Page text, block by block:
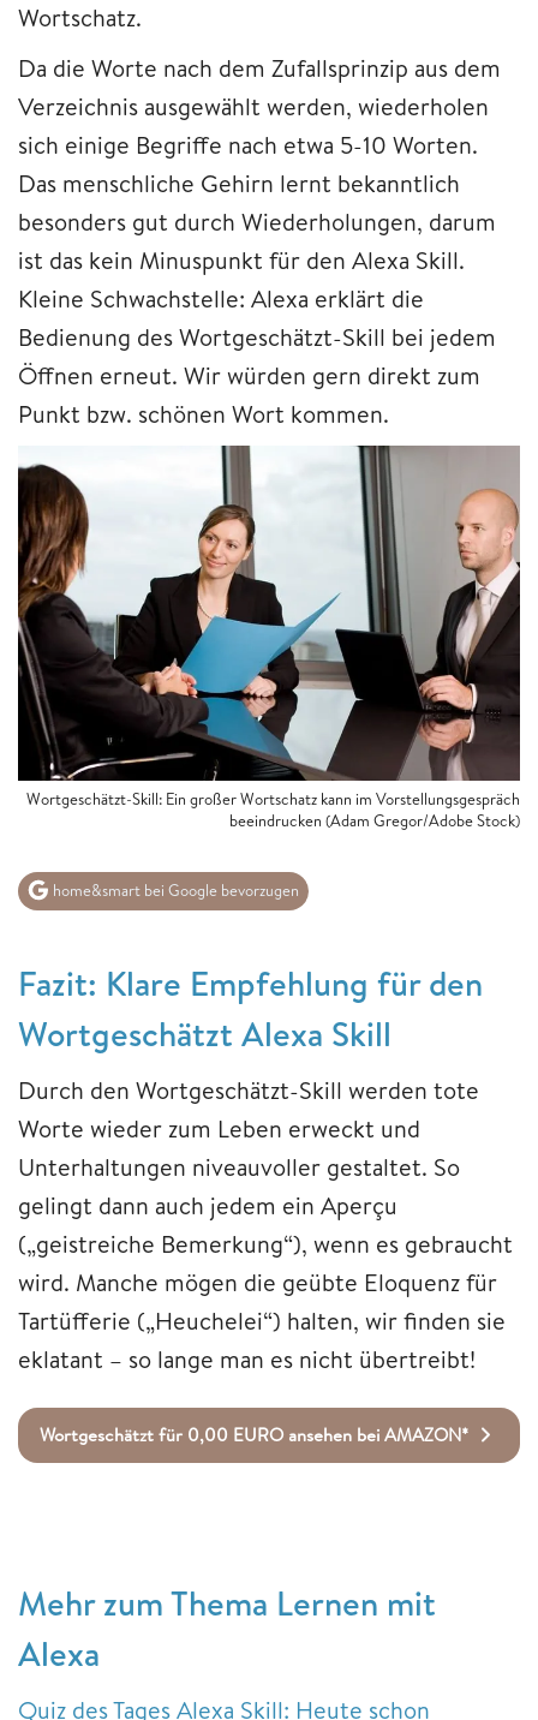
Wortschatz.
Da die Worte nach dem Zufallsprinzip aus dem
Verzeichnis ausgewählt werden, wiederholen
sich einige Begriffe nach etwa 5-10 Worten.
Das menschliche Gehirn lernt bekanntlich
besonders gut durch Wiederholungen, darum
ist das kein Minuspunkt für den Alexa Skill.
Kleine Schwachstelle: Alexa erklärt die
Bedienung des Wortgeschätzt-Skill bei jedem
Öffnen erneut. Wir würden gern direkt zum
Punkt bzw. schönen Wort kommen.
Wortgeschätzt-Skill: Ein großer Wortschatz kann im Vorstellungsgespräch
beeindrucken (Adam Gregor/Adobe Stock)
home&smart bei Google bevorzugen
Fazit: Klare Empfehlung für den
Wortgeschätzt Alexa Skill
Durch den Wortgeschätzt-Skill werden tote
Worte wieder zum Leben erweckt und
Unterhaltungen niveauvoller gestaltet. So
gelingt dann auch jedem ein Aperçu
(„geistreiche Bemerkung“), wenn es gebraucht
wird. Manche mögen die geübte Eloquenz für
Tartüfferie („Heuchelei“) halten, wir finden sie
eklatant – so lange man es nicht übertreibt!
Wortgeschätzt für 0,00 EURO ansehen bei AMAZON*
Mehr zum Thema Lernen mit
Alexa
Quiz des Tages Alexa Skill: Heute schon